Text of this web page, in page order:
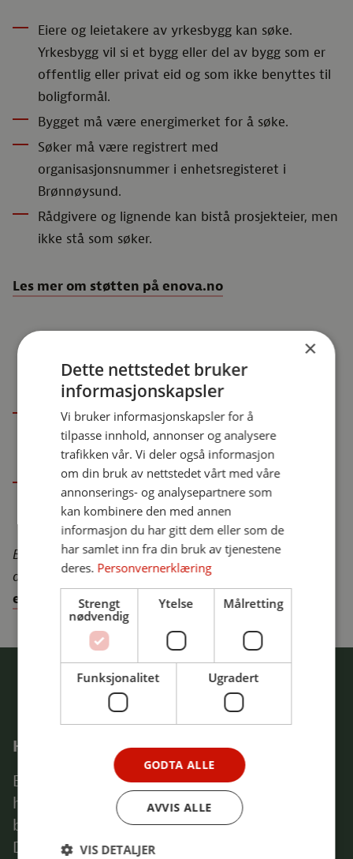
Eiere og leietakere av yrkesbygg kan søke.
Yrkesbygg vil si et bygg eller del av bygg som er
offentlig eller privat eid og som ikke benyttes til
boligformål.
Bygget må være energimerket for å søke.
Søker må være registrert med
organisasjonsnummer i enhetsregisteret i
Brønnøysund.
Rådgivere og lignende kan bistå prosjekteier, men
ikke stå som søker.
Les mer om støtten på enova.no
Hvilke kostnader kan støttes?
Støtten fra Enova kan dekke inntil 30%, og
maksimalt 10 000 000 kr, av prosjektets
kostnader.
Søknader prioriteres basert på søkt støttebeløp
og mål for energiforbedring.
Beskrivelse av hvilke kostnader Enova støtter, finnes i
dokumentet «virkemiddel investeringsstøtte» på
enova.no.
Har du energityver i bygget ditt?
Er du bygningseier og klar over at det er et
høyt energibruk i den daglige driften i
bygget?
Du ønsker antakelig ikke at nedskjæringer i
×
Dette nettstedet bruker
informasjonskapsler
Vi bruker informasjonskapsler for å
tilpasse innhold, annonser og analysere
trafikken vår. Vi deler også informasjon
om din bruk av nettstedet vårt med våre
annonserings- og analysepartnere som
kan kombinere den med annen
informasjon du har gitt dem eller som de
har samlet inn fra din bruk av tjenestene
deres. Personvernerklæring
Strengt
nødvendig
Ytelse Målretting
Funksjonalitet Ugradert
GODTA ALLE
AVVIS ALLE
VIS DETALJER